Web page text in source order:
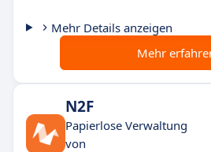
Mehr Details anzeigen
Mehr
N2F
Papierlose Verwaltung
von